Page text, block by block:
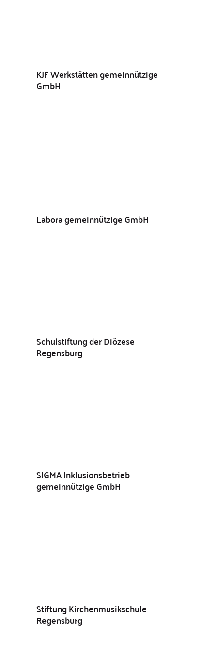
KJF Werkstätten gemeinnützige
GmbH
Labora gemeinnützige GmbH
Schulstiftung der Diözese
Regensburg
SIGMA Inklusionsbetrieb
gemeinnützige GmbH
Stiftung Kirchenmusikschule
Regensburg